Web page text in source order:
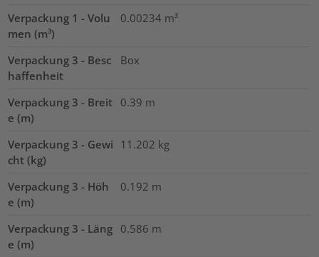
Verpackung 1 - Volu
men (m³)
0.00234 m³
Verpackung 3 - Besc
haffenheit
Box
Verpackung 3 - Breit
e (m)
0.39 m
Verpackung 3 - Gewi
cht (kg)
11.202 kg
Verpackung 3 - Höh
e (m)
0.192 m
Verpackung 3 - Läng
e (m)
0.586 m